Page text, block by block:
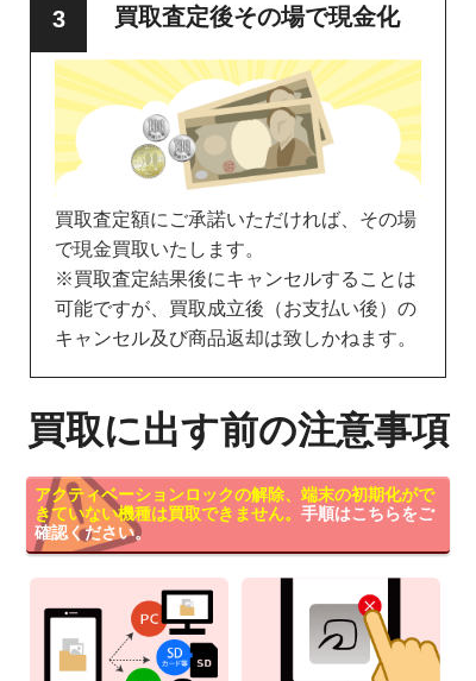
買取査定後その場で現金化
買取査定額にご承諾いただければ、その場
で現金買取いたします。
※買取査定結果後にキャンセルすることは
可能ですが、買取成立後（お支払い後）の
キャンセル及び商品返却は致しかねます。
買取に出す前の注意事項
アクティベーションロックの解除、端末の初期化がで
きていない機種は買取できません。 手順はこちらをご
確認ください。